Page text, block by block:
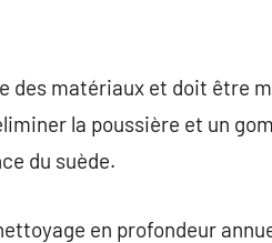
des matériaux et doit être
la poussière et un
du suède.
en profondeur